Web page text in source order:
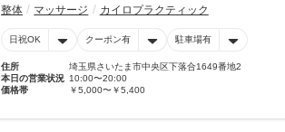
整体 マッサージ カイロプラクティック
日祝OK クーポン有 駐車場有
住所
埼玉県さいたま市中央区下落合1649番地2
本日の営業状況 10:00〜20:00
価格帯
￥5,000〜￥5,400